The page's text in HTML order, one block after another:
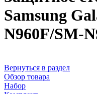
Samsung
N960F/SM-
Вернуться в раздел
Обзор товара
Набор